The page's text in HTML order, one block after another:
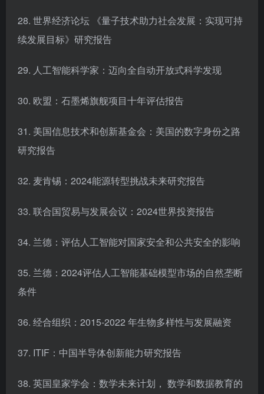
28. 世界经济论坛 《量子技术助力社会发展：实现可持
续发展目标》研究报告
29. 人工智能科学家：迈向全自动开放式科学发现
30. 欧盟：石墨烯旗舰项目十年评估报告
31. 美国信息技术和创新基金会：美国的数字身份之路
研究报告
32. 麦肯锡：2024能源转型挑战未来研究报告
33. 联合国贸易与发展会议：2024世界投资报告
34. 兰德：评估人工智能对国家安全和公共安全的影响
35. 兰德：2024评估人工智能基础模型市场的自然垄断
条件
36. 经合组织：2015-2022 年生物多样性与发展融资
37. ITIF：中国半导体创新能力研究报告
38. 英国皇家学会：数学未来计划， 数学和数据教育的